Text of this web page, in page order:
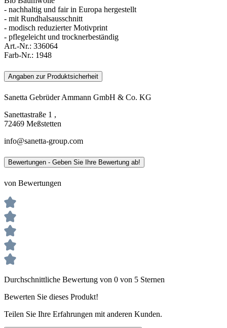
- nachhaltig und fair in Europa hergestellt
- mit Rundhalsausschnitt
- modisch reduzierter Motivprint
- pflegeleicht und trocknerbeständig
Art.-Nr.: 336064
Farb-Nr.: 1948
Angaben zur Produktsicherheit
Sanetta Gebrüder Ammann GmbH & Co. KG
Sanettastraße 1 ,
72469 Meßstetten
info@sanetta-group.com
Bewertungen - Geben Sie Ihre Bewertung ab!
von Bewertungen
Durchschnittliche Bewertung von 0 von 5 Sternen
Bewerten Sie dieses Produkt!
Teilen Sie Ihre Erfahrungen mit anderen Kunden.